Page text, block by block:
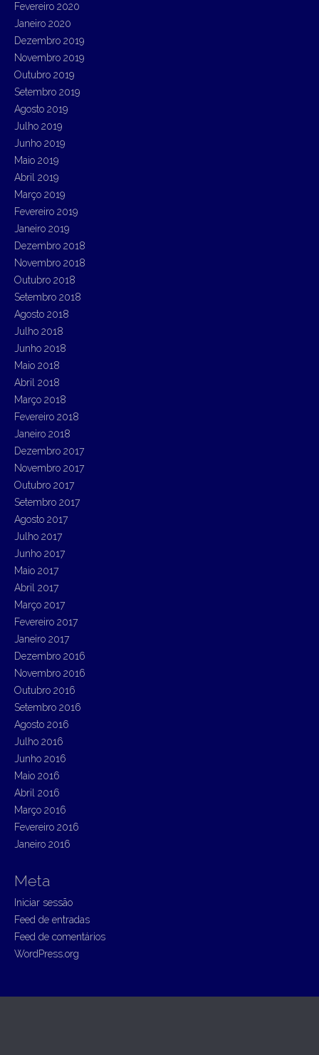
Fevereiro 2020
Janeiro 2020
Dezembro 2019
Novembro 2019
Outubro 2019
Setembro 2019
Agosto 2019
Julho 2019
Junho 2019
Maio 2019
Abril 2019
Março 2019
Fevereiro 2019
Janeiro 2019
Dezembro 2018
Novembro 2018
Outubro 2018
Setembro 2018
Agosto 2018
Julho 2018
Junho 2018
Maio 2018
Abril 2018
Março 2018
Fevereiro 2018
Janeiro 2018
Dezembro 2017
Novembro 2017
Outubro 2017
Setembro 2017
Agosto 2017
Julho 2017
Junho 2017
Maio 2017
Abril 2017
Março 2017
Fevereiro 2017
Janeiro 2017
Dezembro 2016
Novembro 2016
Outubro 2016
Setembro 2016
Agosto 2016
Julho 2016
Junho 2016
Maio 2016
Abril 2016
Março 2016
Fevereiro 2016
Janeiro 2016
Meta
Iniciar sessão
Feed de entradas
Feed de comentários
WordPress.org